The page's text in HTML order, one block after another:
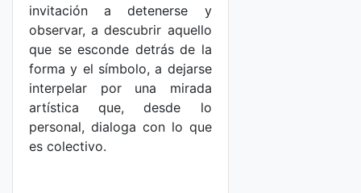
invitación a detenerse y
observar, a descubrir aquello
que se esconde detrás de la
forma y el símbolo, a dejarse
interpelar por una mirada
artística que, desde lo
personal, dialoga con lo que
es colectivo.